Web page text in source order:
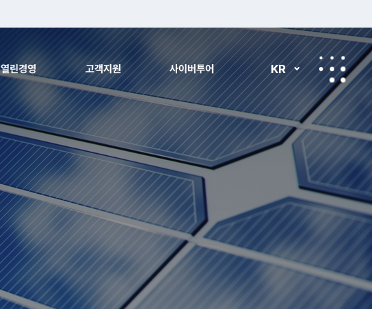
열린경영 고객지원 사이버투어 KR